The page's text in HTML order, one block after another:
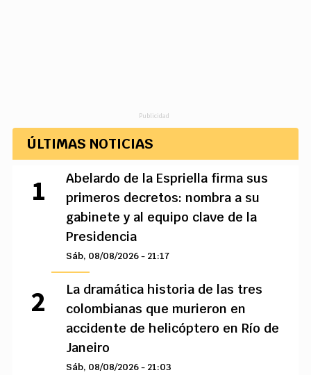
Publicidad
ÚLTIMAS NOTICIAS
Abelardo de la Espriella firma sus
primeros decretos: nombra a su
gabinete y al equipo clave de la
Presidencia
Sáb, 08/08/2026 - 21:17
La dramática historia de las tres
colombianas que murieron en
accidente de helicóptero en Río de
Janeiro
Sáb, 08/08/2026 - 21:03